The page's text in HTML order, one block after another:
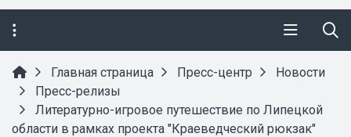
Главная страница Пресс-центр
Новости
Пресс-релизы
Литературно-игровое путешествие по Липецкой
области в рамках проекта "Краеведческий рюкзак"